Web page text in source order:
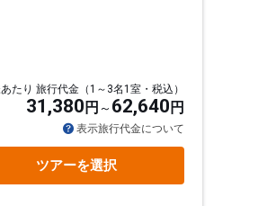
たり 旅行代金（1～3名1室・税込）
31,380 円 62,640 円
表示旅行代金について
ツアーを選択